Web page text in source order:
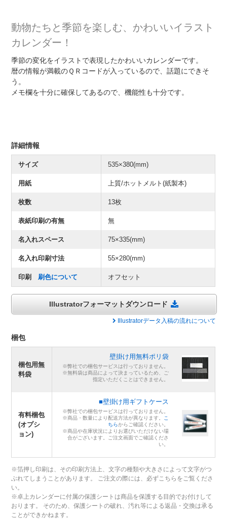
動物たちと季節を楽しむ、かわいいイラスト
カレンダー！
季節の変化をイラストで表現したかわいいカレンダーです。
暦の情報が満載のＱＲコードが入っているので、話題にできそ
う。
メモ欄を十分に確保してあるので、機能性も十分です。
詳細情報
サイズ 535×380(mm)
用紙 上質/ホットメルト(紙製本)
枚数 13枚
表紙印刷の有無 無
名入れスペース 75×335(mm)
名入れ印刷寸法 55×280(mm)
印刷刷色について オフセット
Illustratorフォーマットダウンロード
Illustratorデータ入稿の流れについて
梱包
梱包用無
料袋
壁掛け用無料ポリ袋
※弊社での梱包サービスは行っておりません。
※無料袋は商品によって決まっているため、ご
指定いただくことはできません。
有料梱包
(オプシ
ョン)
■壁掛け用ギフトケース
※弊社での梱包サービスは行っておりません。
※商品・数量により配送方法が異なります。 こ
ちらからご確認ください。
※商品や在庫状況によりお選びいただけない場
合がございます。ご注文画面でご確認くださ
い。
※箔押し印刷は、その印刷方法上、文字の種類や大きさによって文字がつ
ぶれてしまうことがあります。 ご注文の際には、必ずこちらをご覧くださ
い。
※卓上カレンダーに付属の保護シートは商品を保護する目的でお付けして
おります。 そのため、保護シートの破れ、汚れ等による返品・交換は承る
ことができかねます。